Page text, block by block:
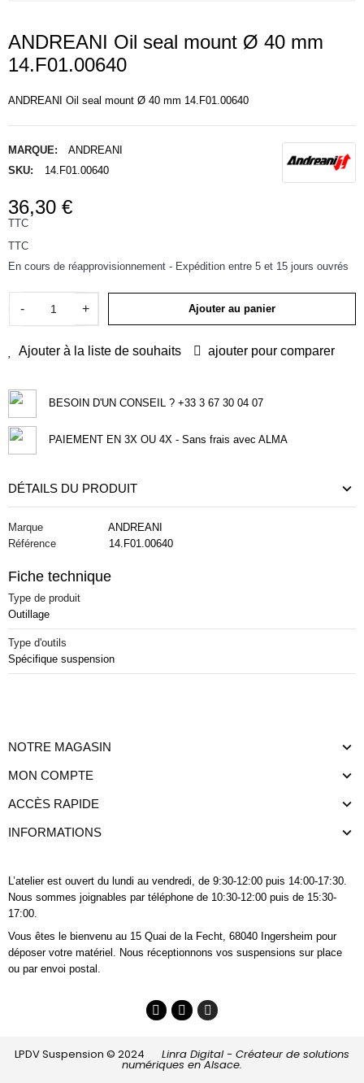
ANDREANI Oil seal mount Ø 40 mm
14.F01.00640
ANDREANI Oil seal mount Ø 40 mm 14.F01.00640
MARQUE:
ANDREANI
SKU:
14.F01.00640
36,30 €
TTC
TTC
En cours de réapprovisionnement - Expédition entre 5 et 15 jours ouvrés
- + Ajouter au panier
Ajouter à la liste de souhaits ajouter pour comparer
BESOIN D'UN CONSEIL ? +33 3 67 30 04 07
PAIEMENT EN 3X OU 4X - Sans frais avec ALMA
DÉTAILS DU PRODUIT
Marque
ANDREANI
Référence
14.F01.00640
Fiche technique
Type de produit
Outillage
Type d'outils
Spécifique suspension
NOTRE MAGASIN
MON COMPTE
ACCÈS RAPIDE
INFORMATIONS
L’atelier est ouvert du lundi au vendredi, de 9:30-12:00 puis 14:00-17:30.
Nous sommes joignables par téléphone de 10:30-12:00 puis de 15:30-
17:00.
Vous êtes le bienvenu au 15 Quai de la Fecht, 68040 Ingersheim pour
déposer votre matériel. Nous réceptionnons vos suspensions sur place
ou par envoi postal.
LPDV Suspension © 2024 Linra Digital - Créateur de solutions
numériques en Alsace.